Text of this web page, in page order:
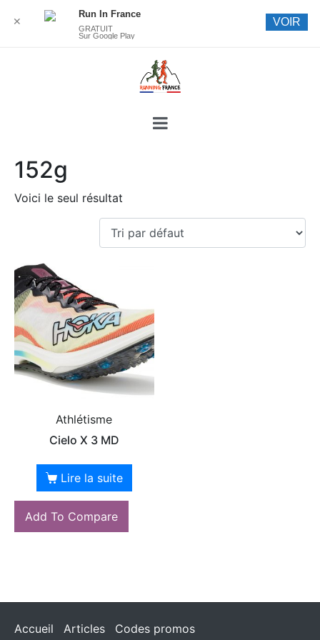
152g
Voici le seul résultat
Athlétisme
Cielo X 3 MD
Lire la suite
Add To Compare
Accueil Articles
Codes promos
✕
Run In France
GRATUIT
Sur Google Play
VOIR